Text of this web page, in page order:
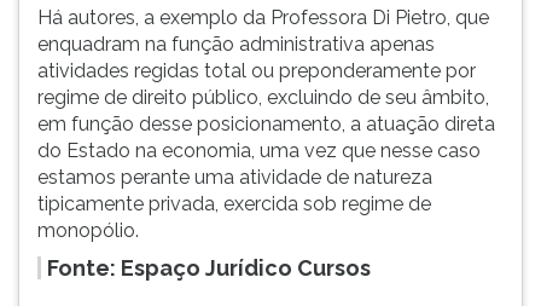
Há autores, a exemplo da Professora Di Pietro, que
enquadram na função administrativa apenas
atividades regidas total ou preponderamente por
regime de direito público, excluindo de seu âmbito,
em função desse posicionamento, a atuação direta
do Estado na economia, uma vez que nesse caso
estamos perante uma atividade de natureza
tipicamente privada, exercida sob regime de
monopólio.
Fonte: Espaço Jurídico Cursos